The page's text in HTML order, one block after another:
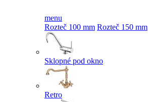
menu
Rozteč 100 mm Rozteč 150 mm
Sklopné pod okno
Retro